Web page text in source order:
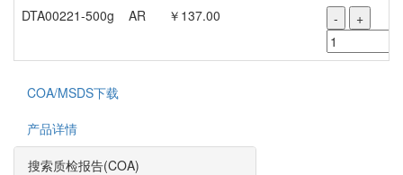
DTA00221-500g AR ￥137.00 - +
COA/MSDS下载
产品详情
搜索质检报告(COA)